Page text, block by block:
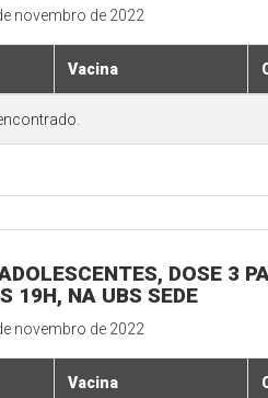
novembro de 2022
Vacina
DOSE 3
19H, NA UBS SEDE
novembro de 2022
Vacina